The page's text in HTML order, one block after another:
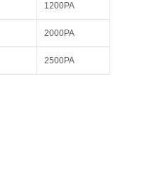
1200PA
2000PA
2500PA